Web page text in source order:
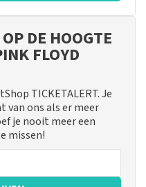
DE HOOGTE
FLOYD
TICKETALERT. Je
ons als er meer
je nooit meer een
missen!